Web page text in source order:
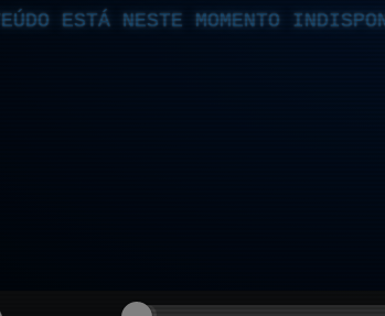
ESTÁ NESTE MOMENTO